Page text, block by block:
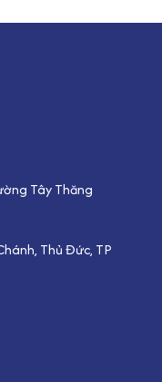
Tây Thăng
Thủ Đức, TP